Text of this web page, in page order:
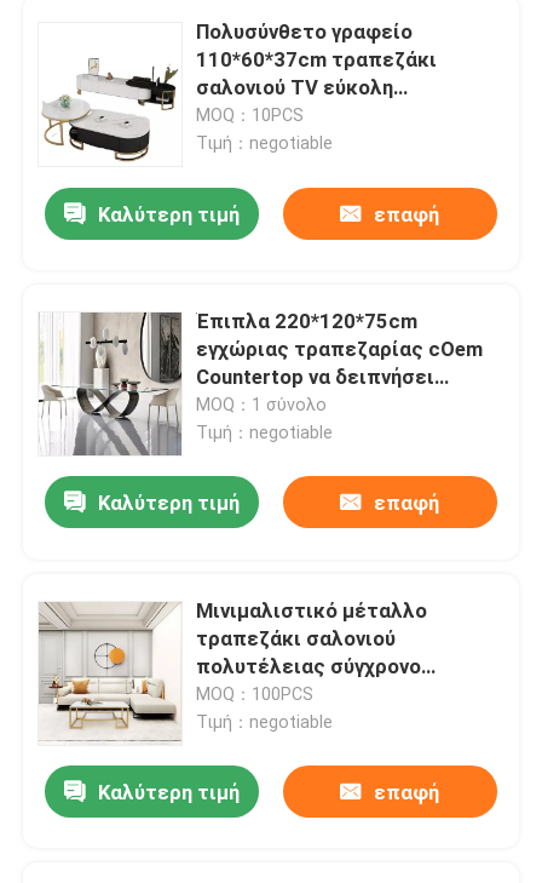
Πολυσύνθετο γραφείο
110*60*37cm τραπεζάκι
σαλονιού TV εύκολη
αποθήκευση
MOQ：10PCS
Τιμή：negotiable
Καλύτερη τιμή επαφή
Έπιπλα 220*120*75cm
εγχώριας τραπεζαρίας cOem
Countertop να δειπνήσει
πίνακας
MOQ：1 σύνολο
Τιμή：negotiable
Καλύτερη τιμή επαφή
Μινιμαλιστικό μέταλλο
τραπεζάκι σαλονιού
πολυτέλειας σύγχρονο
μαρμάρινο που χρωματίζει την
προσαρμογή cOem
MOQ：100PCS
Τιμή：negotiable
Καλύτερη τιμή επαφή